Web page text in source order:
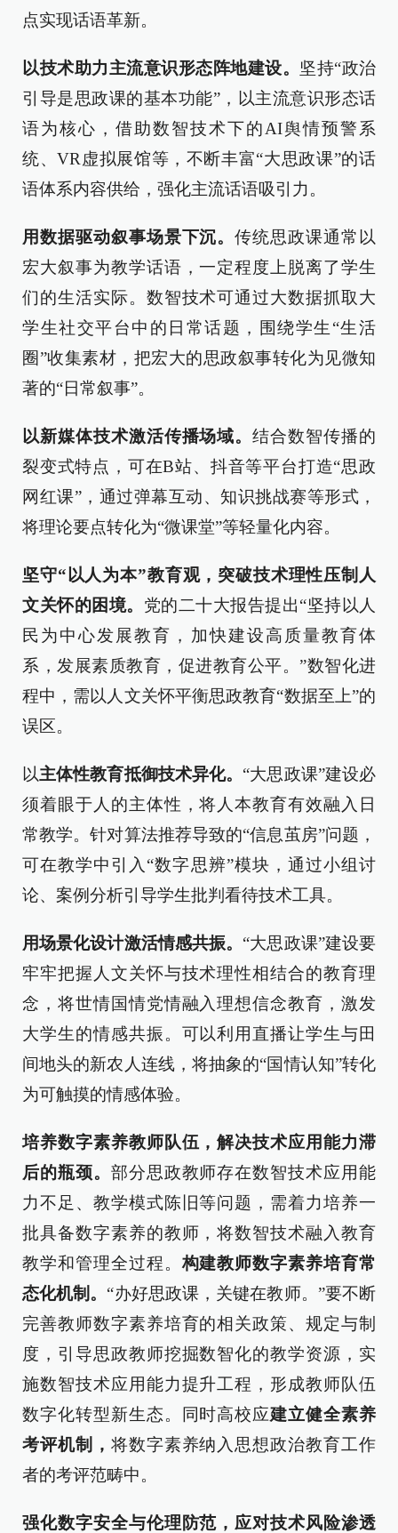
点实现话语革新。
以技术助力主流意识形态阵地建设。 坚持“政治
引导是思政课的基本功能”，以主流意识形态话
语为核心，借助数智技术下的AI舆情预警系
统、VR虚拟展馆等，不断丰富“大思政课”的话
语体系内容供给，强化主流话语吸引力。
用数据驱动叙事场景下沉。传统思政课通常以
宏大叙事为教学话语，一定程度上脱离了学生
们的生活实际。数智技术可通过大数据抓取大
学生社交平台中的日常话题，围绕学生“生活
圈”收集素材，把宏大的思政叙事转化为见微知
著的“日常叙事”。
以新媒体技术激活传播场域。结合数智传播的
裂变式特点，可在B站、抖音等平台打造“思政
网红课”，通过弹幕互动、知识挑战赛等形式，
将理论要点转化为“微课堂”等轻量化内容。
坚守“以人为本”教育观，突破技术理性压制人
文关怀的困境。 党的二十大报告提出“坚持以人
民为中心发展教育，加快建设高质量教育体
系，发展素质教育，促进教育公平。”数智化进
程中，需以人文关怀平衡思政教育“数据至上”的
误区。
以主体性教育抵御技术异化。 “大思政课”建设必
须着眼于人的主体性，将人本教育有效融入日
常教学。针对算法推荐导致的“信息茧房”问题，
可在教学中引入“数字思辨”模块，通过小组讨
论、案例分析引导学生批判看待技术工具。
用场景化设计激活情感共振。 “大思政课”建设要
牢牢把握人文关怀与技术理性相结合的教育理
念，将世情国情党情融入理想信念教育，激发
大学生的情感共振。可以利用直播让学生与田
间地头的新农人连线，将抽象的“国情认知”转化
为可触摸的情感体验。
培养数字素养教师队伍，解决技术应用能力滞
后的瓶颈。 部分思政教师存在数智技术应用能
力不足、教学模式陈旧等问题，需着力培养一
批具备数字素养的教师，将数智技术融入教育
教学和管理全过程。构建教师数字素养培育常
态化机制。 “办好思政课，关键在教师。”要不断
完善教师数字素养培育的相关政策、规定与制
度，引导思政教师挖掘数智化的教学资源，实
施数智技术应用能力提升工程，形成教师队伍
数字化转型新生态。同时高校应建立健全素养
考评机制， 将数字素养纳入思想政治教育工作
者的考评范畴中。
强化数字安全与伦理防范，应对技术风险渗透